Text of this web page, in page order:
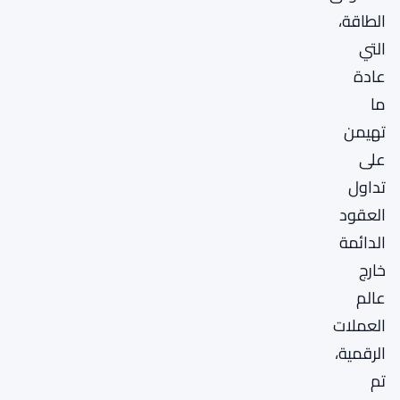
الطاقة،
التي
عادة
ما
تهيمن
على
تداول
العقود
الدائمة
خارج
عالم
العملات
الرقمية،
تم